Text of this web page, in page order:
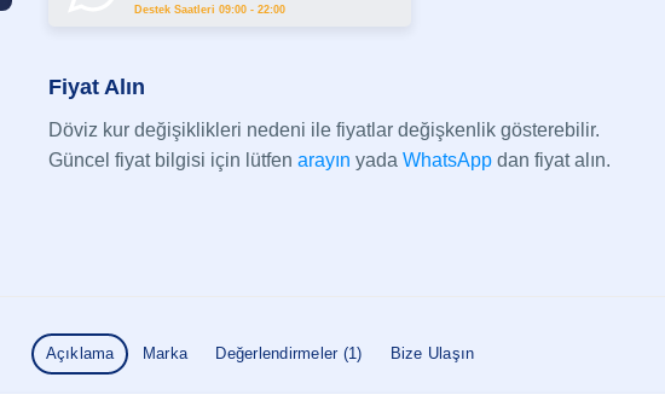
Destek Saatleri 09:00 - 22:00
Fiyat Alın
Döviz kur değişiklikleri nedeni ile fiyatlar değişkenlik gösterebilir.
Güncel fiyat bilgisi için lütfen arayın yada WhatsApp dan fiyat alın.
Açıklama Marka Değerlendirmeler (1) Bize Ulaşın